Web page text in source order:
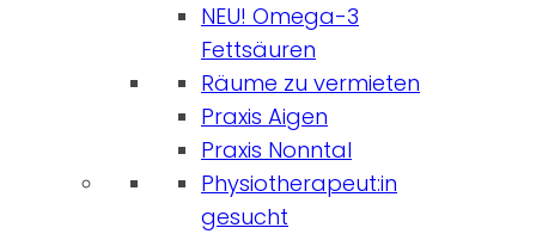
NEU! Omega-3
Fettsäuren
Räume zu vermieten
Praxis Aigen
Praxis Nonntal
Physiotherapeut:in
gesucht